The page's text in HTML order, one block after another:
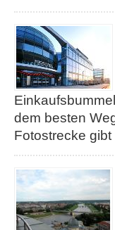
dem besten
Fotostrecke